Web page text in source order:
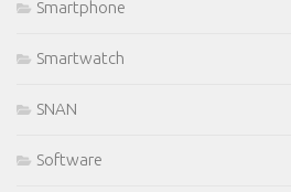
Smartphone
Smartwatch
SNAN
Software